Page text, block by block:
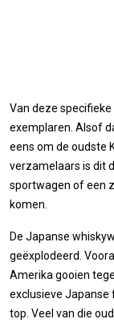
Van deze
exemplaren. Alsof
eens om de oudste
verzamelaars is dit
sportwagen of een
komen.
De Japanse
geëxplodeerd.
Amerika gooien
exclusieve Japanse
top. Veel van die